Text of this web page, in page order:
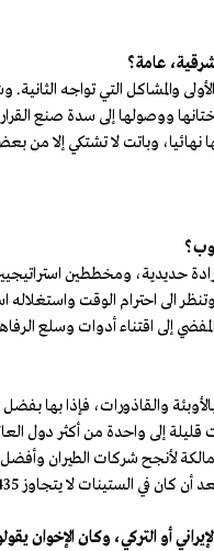
عامة؟
والمشاكل التي تواجه
ووصولها إلى سدة صنع القرار
وباتت لا تشتكي إلا من
حديدية، ومخططين
الى احترام الوقت واستغلاله
إلى اقتناء أدوات وسلع
والقاذورات، فإذا بها بفضل
إلى واحدة من أكثر دول
لأنجح شركات الطيران
أو التركي، وكان الإخوان